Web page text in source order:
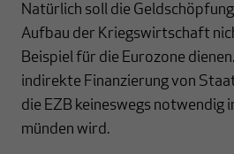
Natürlich soll die
Aufbau der Kriegswirtschaft
Beispiel für die Eurozone
indirekte Finanzierung von
die EZB keineswegs notwendig
münden wird.